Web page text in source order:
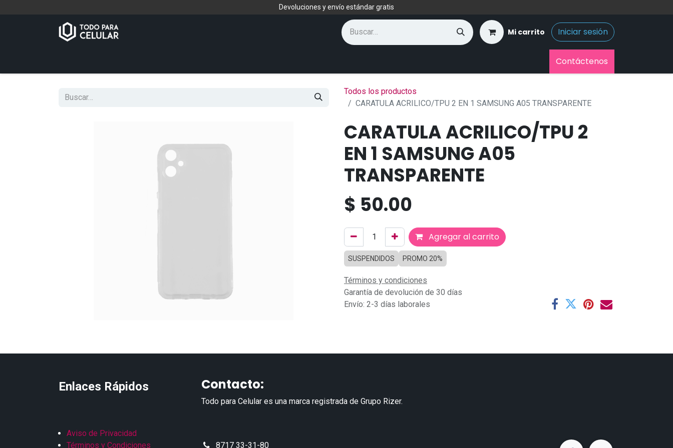
Devoluciones y envío estándar gratis
Mi carrito Iniciar sesión
Contáctenos
Todos los productos
CARATULA ACRILICO/TPU 2 EN 1 SAMSUNG A05 TRANSPARENTE
CARATULA ACRILICO/TPU 2
EN 1 SAMSUNG A05
TRANSPARENTE
$ 50.00
Agregar al carrito
SUSPENDIDOS PROMO 20%
Términos y condiciones
Garantía de devolución de 30 días
Envío: 2-3 días laborales
Enlaces Rápidos Contacto:
Todo para Celular es una marca registrada de Grupo Rizer.
Aviso de Privacidad
Términos y Condiciones
8717 33-31-80